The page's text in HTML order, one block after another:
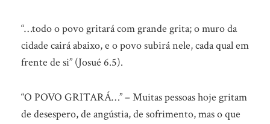
“…todo o povo gritará com grande grita; o muro da
cidade cairá abaixo, e o povo subirá nele, cada qual em
frente de si” (Josué 6.5).
“O POVO GRITARÁ…” – Muitas pessoas hoje gritam
de desespero, de angústia, de sofrimento, mas o que